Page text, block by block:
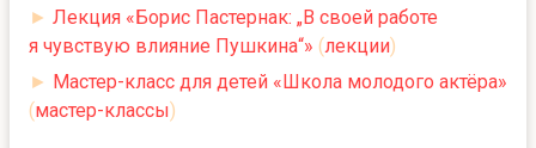
► Лекция «Борис Пастернак: „В своей работе
я чувствую влияние Пушкина“» (лекции)
► Мастер-класс для детей «Школа молодого актёра»
(мастер-классы)